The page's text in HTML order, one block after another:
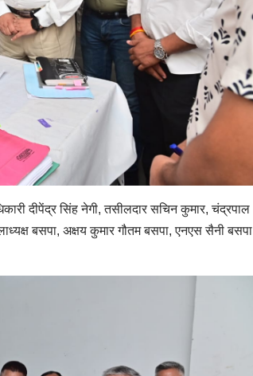
दीपेंद्र सिंह नेगी, तसीलदार सचिन कुमार, चंद्रपाल
बसपा, अक्षय कुमार गौतम बसपा, एनएस सैनी बसपा